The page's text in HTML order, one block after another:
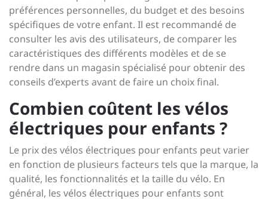
préférences personnelles, du budget et des besoins
spécifiques de votre enfant. Il est recommandé de
consulter les avis des utilisateurs, de comparer les
caractéristiques des différents modèles et de se
rendre dans un magasin spécialisé pour obtenir des
conseils d’experts avant de faire un choix final.
Combien coûtent les vélos
électriques pour enfants ?
Le prix des vélos électriques pour enfants peut varier
en fonction de plusieurs facteurs tels que la marque, la
qualité, les fonctionnalités et la taille du vélo. En
général, les vélos électriques pour enfants sont